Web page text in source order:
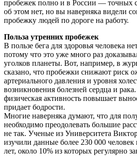
пробежек полно и в России — точных
об этом нет, но вы наверняка видели
пробежку людей по дороге на работу.
Польза утренних пробежек
В пользе бега для здоровья человека
потому что это уже много раз
уголков планеты. Вот, например, в
сказано, что пробежки снижают риск
артериального давления и уровня
возникновения болезней сердца и
физическая активность повышает
придает бодрости.
Многие наверняка думают, что для
необходимо преодолевать большие
не так. Ученые из Университета
изучили данные более 230 000 человек
лет, около 10% из которых регулярно